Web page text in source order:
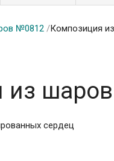
№0812 /Композиция
из
сердец